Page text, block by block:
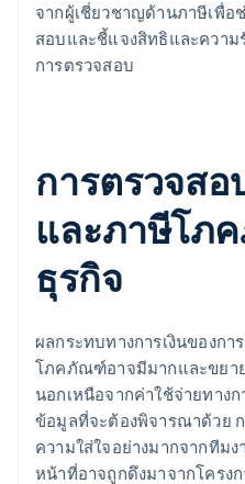
จากผู้เชี่ยวชาญด้านภาษีเพื่อ
สอบและชี้แจงสิทธิและควา
การตรวจสอบ
การตรวจส
และภาษีโภ
ธุรกิจ
ผลกระทบทางการเงินของก
โภคภัณฑ์อาจมีมากและขยา
นอกเหนือจากค่าใช้จ่ายทาง
ข้อมูลที่จะต้องพิจารณาด้วย
ความใส่ใจอย่างมากจากทีมง
หน้าที่อาจถูกดึงมาจากโครง